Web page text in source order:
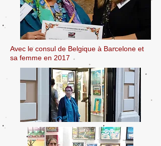
Avec le consul de Belgique à Barcelone et
sa femme en 2017